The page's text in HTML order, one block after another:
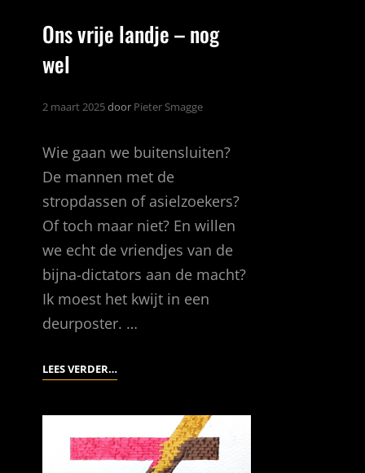
Ons vrije landje – nog
wel
2 maart 2025door Pieter Smagge
Wie gaan we buitensluiten?
De mannen met de
stropdassen of asielzoekers?
Of toch maar niet? En willen
we echt de vriendjes van de
bijna-dictators aan de macht?
Ik moest het kwijt in een
deurposter. …
LEES VERDER…ONS
NOG